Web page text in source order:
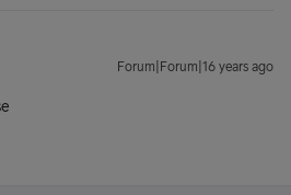
Forum|Forum|16 years ago